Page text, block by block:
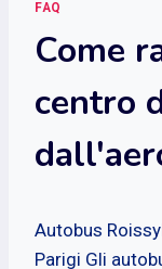
FAQ
Come
centro
Autobus
Parigi Gli